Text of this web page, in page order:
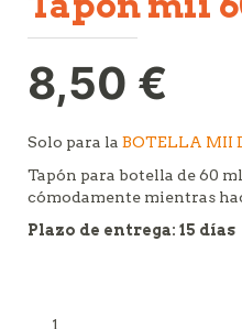
8,50 €
Solo para la BOTELLA MII
Tapón para botella de 60
cómodamente mientras
Plazo de entrega: 15 días
TAPON